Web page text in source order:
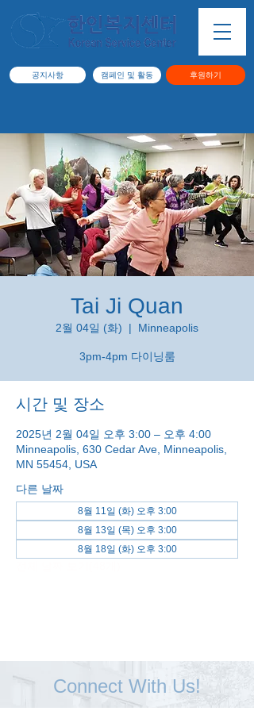
공지사항 캠페인 및 활동 후원하기
Tai Ji Quan
2월 04일 (화)
  |
Minneapolis
3pm-4pm 다이닝룸
시간 및 장소
2025년 2월 04일 오후 3:00 – 오후 4:00
Minneapolis, 630 Cedar Ave, Minneapolis,
MN 55454, USA
다른 날짜
8월 11일 (화) 오후 3:00
8월 13일 (목) 오후 3:00
8월 18일 (화) 오후 3:00
Connect With Us!